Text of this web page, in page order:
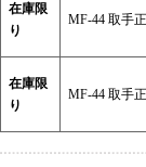
在庫限
り
MF-44 取手
在庫限
り
MF-44 取手